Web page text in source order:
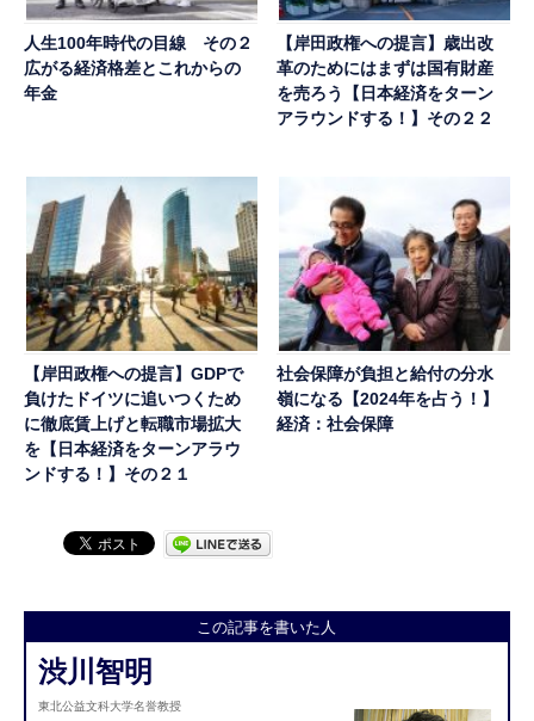
人生100年時代の目線 その２
広がる経済格差とこれからの
年金
【岸田政権への提言】歳出改
革のためにはまずは国有財産
を売ろう【日本経済をターン
アラウンドする！】その２２
【岸田政権への提言】GDPで
負けたドイツに追いつくため
に徹底賃上げと転職市場拡大
を【日本経済をターンアラウ
ンドする！】その２１
社会保障が負担と給付の分水
嶺になる【2024年を占う！】
経済：社会保障
この記事を書いた人
渋川智明
東北公益文科大学名誉教授